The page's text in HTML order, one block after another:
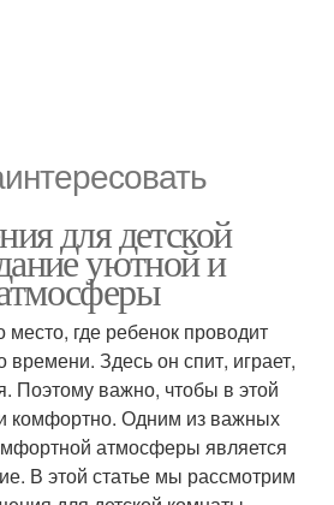
для детской
уютной и
место, где ребенок проводит
времени. Здесь он спит, играет,
Поэтому важно, чтобы в этой
комфортно. Одним из важных
атмосферы является
В этой статье мы рассмотрим